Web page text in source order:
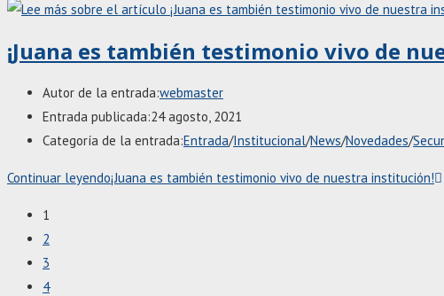
¡Juana es también testimonio vivo de
Autor de la entrada:webmaster
Entrada publicada:24 agosto, 2021
Categoría de la entrada:Entrada/Institucional/News/Novedades/
Continuar leyendo¡Juana es también testimonio vivo de nuestra institución!
1
2
3
4